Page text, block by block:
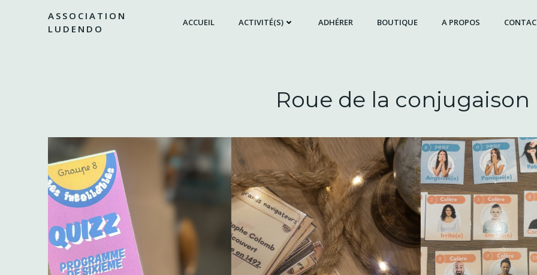
ASSOCIATION
LUDENDO
ACCUEIL ACTIVITÉ(S) ADHÉRER BOUTIQUE A PROPOS
Roue de la conjugaison